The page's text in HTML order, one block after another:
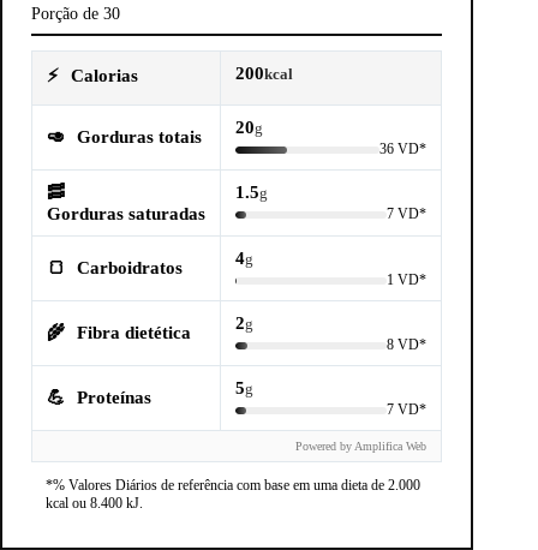
Porção de 30
⚡ Calorias 200kcal
🥑 Gorduras totais 20g
36 VD*
🥓
Gorduras saturadas
1.5g
7 VD*
🍞 Carboidratos 4g
1 VD*
🌾 Fibra dietética 2g
8 VD*
💪 Proteínas 5g
7 VD*
Powered by Amplifica Web
*% Valores Diários de referência com base em uma dieta de 2.000
kcal ou 8.400 kJ.